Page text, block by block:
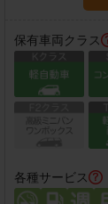
保有車両クラス
各種サービス